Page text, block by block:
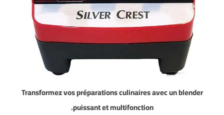
Transformez vos préparations culinaires avec un blender
puissant et multifonction.